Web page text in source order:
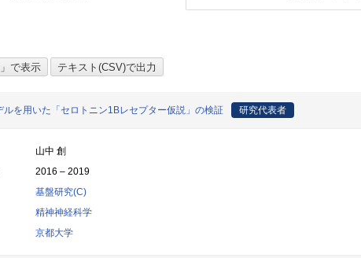
ルを用いた「セロトニン1Bレセプター仮説」の検証 研究代表者
山中 創
2016 – 2019
基盤研究(C)
精神神経科学
京都大学